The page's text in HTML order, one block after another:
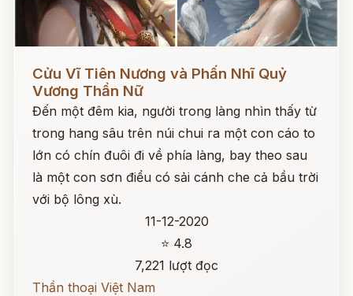
Cửu Vĩ Tiên Nương và Phấn Nhĩ Quỷ
Vương Thần Nữ
Đến một đêm kia, người trong làng nhìn thấy từ
trong hang sâu trên núi chui ra một con cáo to
lớn có chín đuôi đi về phía làng, bay theo sau
là một con sơn điểu có sải cánh che cả bầu trời
với bộ lông xù.
11-12-2020
⭐ 4.8
7,221 lượt đọc
Thần thoại Việt Nam